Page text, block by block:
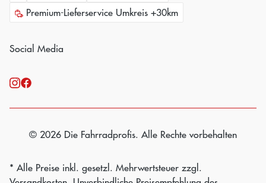
Premium-Lieferservice Umkreis +30km
Social Media
© 2026 Die Fahrradprofis. Alle Rechte vorbehalten
* Alle Preise inkl. gesetzl. Mehrwertsteuer zzgl.